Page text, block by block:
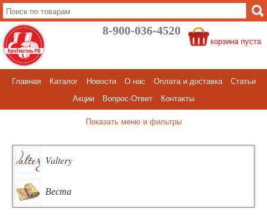
корзина пуста
8-900-036-4520
Главная Каталог Новости О нас Оплата и доставка
Статьи
Акции
Вопрос-Ответ Контакты
меню и фильтры
Valtery
Веста